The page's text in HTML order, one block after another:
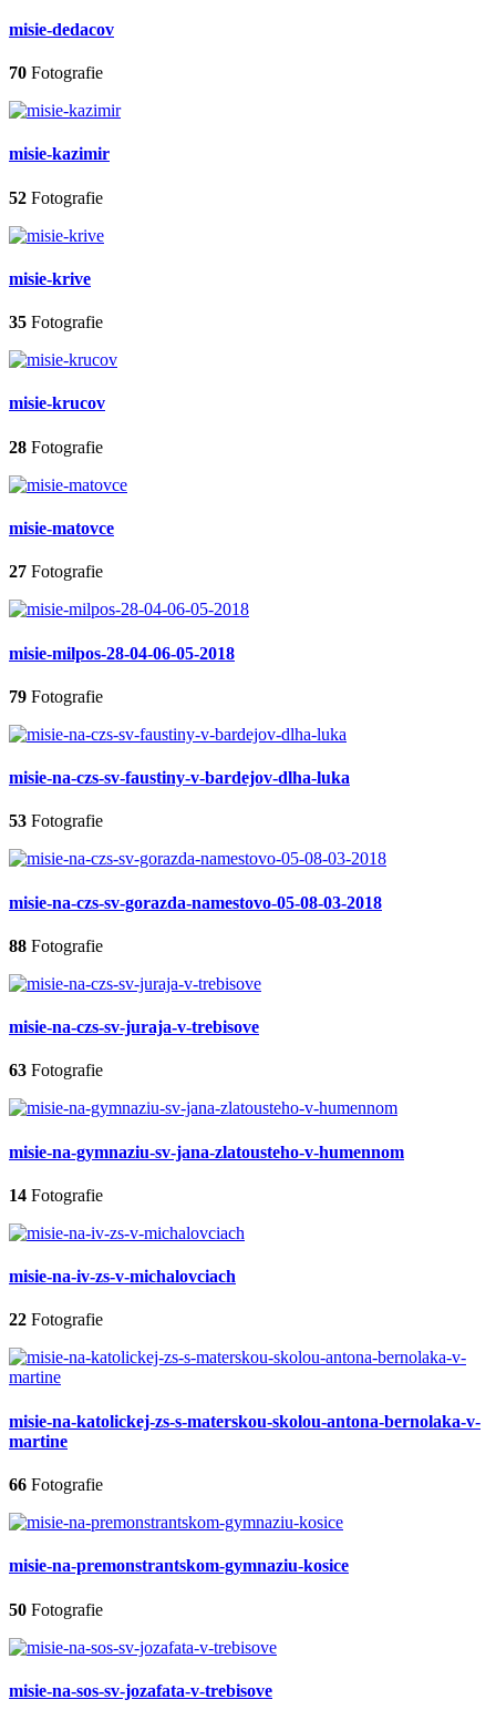
misie-dedacov
70 Fotografie
misie-kazimir
52 Fotografie
misie-krive
35 Fotografie
misie-krucov
28 Fotografie
misie-matovce
27 Fotografie
misie-milpos-28-04-06-05-2018
79 Fotografie
misie-na-czs-sv-faustiny-v-bardejov-dlha-luka
53 Fotografie
misie-na-czs-sv-gorazda-namestovo-05-08-03-2018
88 Fotografie
misie-na-czs-sv-juraja-v-trebisove
63 Fotografie
misie-na-gymnaziu-sv-jana-zlatousteho-v-humennom
14 Fotografie
misie-na-iv-zs-v-michalovciach
22 Fotografie
misie-na-katolickej-zs-s-materskou-skolou-antona-bernolaka-v-
martine
66 Fotografie
misie-na-premonstrantskom-gymnaziu-kosice
50 Fotografie
misie-na-sos-sv-jozafata-v-trebisove